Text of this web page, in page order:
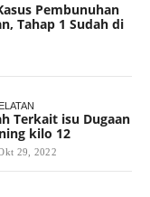
Pembunuhan
Tahap 1 Sudah di
Terkait isu Dugaan
kilo 12
29, 2022